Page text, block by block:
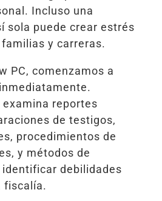
Incluso una
sola puede crear estrés
y carreras.
PC, comenzamos a
reportes
de testigos,
procedimientos de
y métodos de
debilidades
fiscalía.